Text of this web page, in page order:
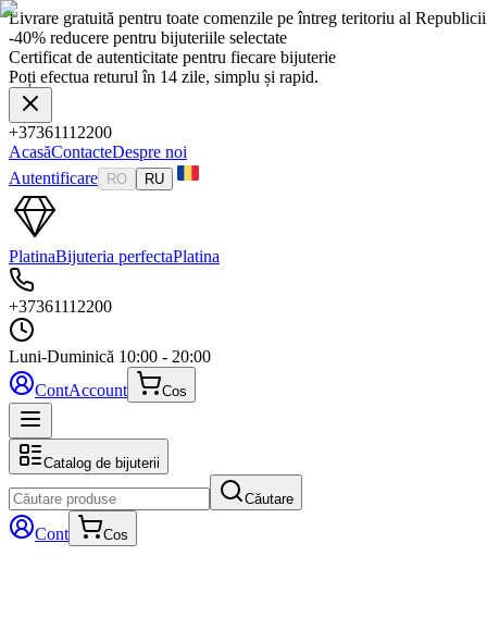
Livrare gratuită pentru toate comenzile pe întreg teritoriu al
-40% reducere pentru bijuteriile selectate
Certificat de autenticitate pentru fiecare bijuterie
Poți efectua returul în 14 zile, simplu și rapid.
+37361112200
AcasăContacteDespre noi
Autentificare
RO RU
PlatinaBijuteria perfectaPlatina
+37361112200
Luni-Duminică 10:00 - 20:00
ContAccount Cos
Catalog de bijuterii
Căutare
Cont Cos